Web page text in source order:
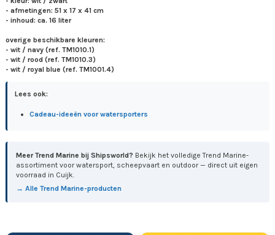
- afmetingen: 51 x 17 x 41 cm
- inhoud: ca. 16 liter
overige beschikbare kleuren:
- wit / navy (ref. TM1010.1)
- wit / rood (ref. TM1010.3)
- wit / royal blue (ref. TM1001.4)
Lees ook:
Cadeau-ideeën voor watersporters
Meer Trend Marine bij Shipsworld? Bekijk het volledige Trend Marine-
assortiment voor watersport, scheepvaart en outdoor — direct uit eigen
voorraad in Cuijk.
→ Alle Trend Marine-producten